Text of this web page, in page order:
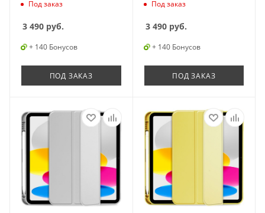
Под заказ
3 490 руб.
+ 140 Бонусов
ПОД ЗАКАЗ
Под заказ
3 490руб.
+ 140 Бонусов
ПОД ЗАКАЗ